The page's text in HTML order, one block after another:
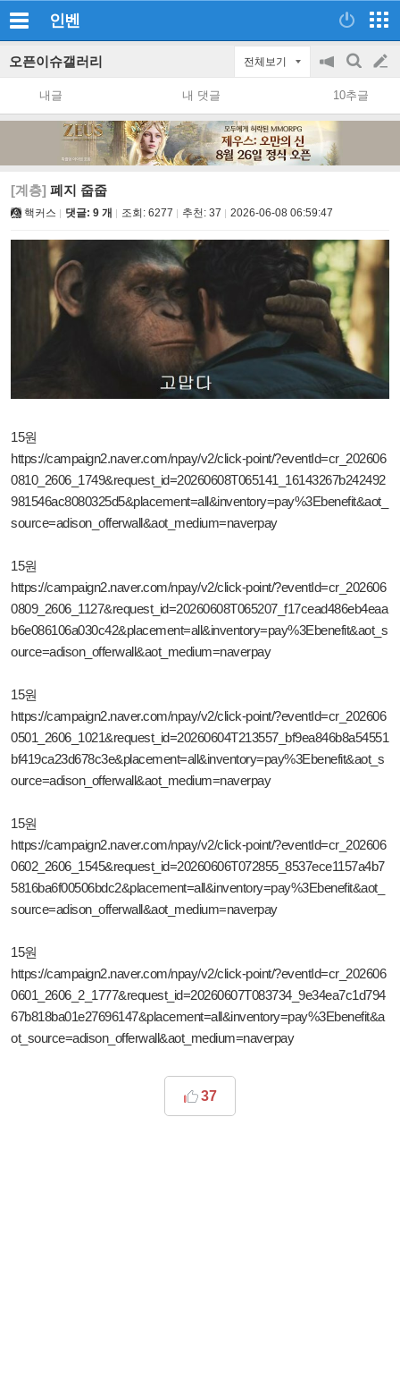
인벤
오픈이슈갤러리 전체보기
공
지
on/off
검
색
글
쓰
내글 내 댓글 10추글
[계층] 폐지 줍줍
핵커스 댓글: 9 개 조회: 6277 추천: 37 2026-06-08 06:59:47
15원
https://campaign2.naver.com/npay/v2/click-point/?eventId=cr_202606
0810_2606_1749&request_id=20260608T065141_16143267b242492
981546ac8080325d5&placement=all&inventory=pay%3Ebenefit&aot_
source=adison_offerwall&aot_medium=naverpay
15원
https://campaign2.naver.com/npay/v2/click-point/?eventId=cr_202606
0809_2606_1127&request_id=20260608T065207_f17cead486eb4eaa
b6e086106a030c42&placement=all&inventory=pay%3Ebenefit&aot_s
ource=adison_offerwall&aot_medium=naverpay
15원
https://campaign2.naver.com/npay/v2/click-point/?eventId=cr_202606
0501_2606_1021&request_id=20260604T213557_bf9ea846b8a54551
bf419ca23d678c3e&placement=all&inventory=pay%3Ebenefit&aot_s
ource=adison_offerwall&aot_medium=naverpay
15원
https://campaign2.naver.com/npay/v2/click-point/?eventId=cr_202606
0602_2606_1545&request_id=20260606T072855_8537ece1157a4b7
5816ba6f00506bdc2&placement=all&inventory=pay%3Ebenefit&aot_
source=adison_offerwall&aot_medium=naverpay
15원
https://campaign2.naver.com/npay/v2/click-point/?eventId=cr_202606
0601_2606_2_1777&request_id=20260607T083734_9e34ea7c1d794
67b818ba01e27696147&placement=all&inventory=pay%3Ebenefit&a
ot_source=adison_offerwall&aot_medium=naverpay
37